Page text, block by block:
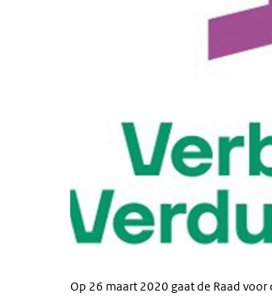
Op 26 maart 2020 gaat de Raad